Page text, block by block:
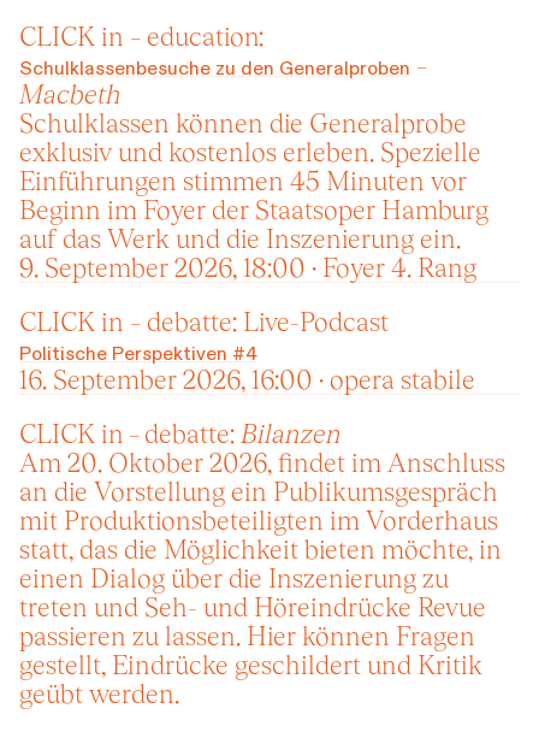
CLICK in – education:
Schulklassenbesuche zu den Generalproben –
Macbeth
Schulklassen können die Generalprobe
exklusiv und kostenlos erleben. Spezielle
Einführungen stimmen 45 Minuten vor
Beginn im Foyer der Staatsoper Hamburg
auf das Werk und die Inszenierung ein.
9. September 2026, 18:00 · Foyer 4. Rang
CLICK in – debatte: Live-Podcast
Politische Perspektiven #4
16. September 2026, 16:00 · opera stabile
CLICK in – debatte: Bilanzen
Am 20. Oktober 2026, findet im Anschluss
an die Vorstellung ein Publikumsgespräch
mit Produktions­beteiligten im Vorderhaus
statt, das die Möglichkeit bieten möchte, in
einen Dialog über die Inszenierung zu
treten und Seh- und Höreindrücke Revue
passieren zu lassen. Hier können Fragen
gestellt, Eindrücke geschildert und Kritik
geübt werden.